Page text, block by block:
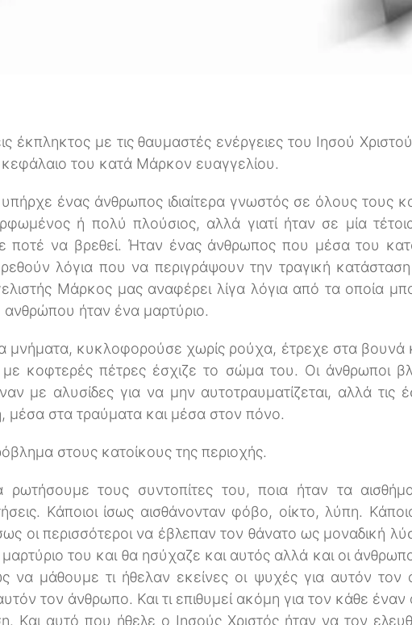
έκπληκτος με τις θαυμαστές ενέργειες του Ιησού
του κατά Μάρκον ευαγγελίου.
ένας άνθρωπος ιδιαίτερα γνωστός σε όλους τους
ή πολύ πλούσιος, αλλά γιατί ήταν σε μία
ποτέ να βρεθεί. Ήταν ένας άνθρωπος που μέσα του
λόγια που να περιγράψουν την τραγική
Μάρκος μας αναφέρει λίγα λόγια από τα οποία
ανθρώπου ήταν ένα μαρτύριο.
μνήματα, κυκλοφορούσε χωρίς ρούχα, έτρεχε στα βουνά
κοφτερές πέτρες έσχιζε το σώμα του. Οι άνθρωποι
με αλυσίδες για να μην αυτοτραυματίζεται, αλλά τις
μέσα στα τραύματα και μέσα στον πόνο.
στους κατοίκους της περιοχής.
τους συντοπίτες του, ποια ήταν τα
Κάποιοι ίσως αισθάνονταν φόβο, οίκτο, λύπη.
οι περισσότεροι να έβλεπαν τον θάνατο ως μοναδική
του και θα ησύχαζε και αυτός αλλά και οι
να μάθουμε τι ήθελαν εκείνες οι ψυχές για αυτόν
τον άνθρωπο. Και τι επιθυμεί ακόμη για τον κάθε
Και αυτό που ήθελε ο Ιησούς Χριστός ήταν να τον